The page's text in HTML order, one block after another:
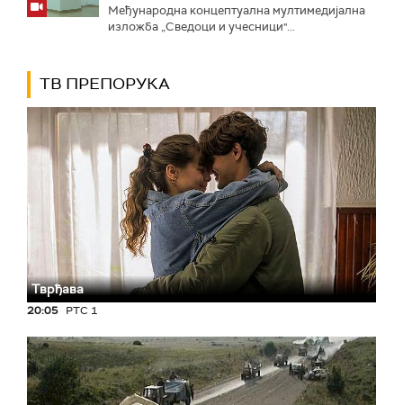
Међународна концептуална мултимедијална
изложба „Сведоци и учесници"...
ТВ ПРЕПОРУКА
Тврђава
20:05 РТС 1